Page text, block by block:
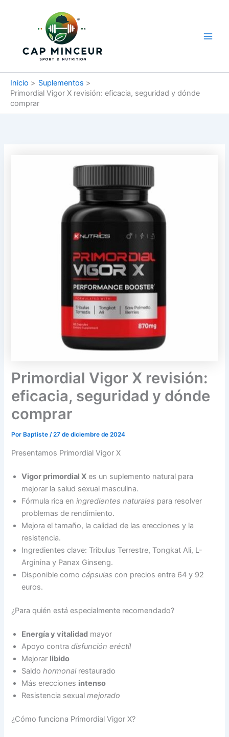
Inicio
Suplementos
Primordial Vigor X revisión: eficacia, seguridad y dónde
comprar
Primordial Vigor X revisión:
eficacia, seguridad y dónde
comprar
Por Baptiste/27 de diciembre de 2024
Presentamos Primordial Vigor X
Vigor primordial X es un suplemento natural para
mejorar la salud sexual masculina.
Fórmula rica eningredientes naturales para resolver
problemas de rendimiento.
Mejora el tamaño, la calidad de las erecciones y la
resistencia.
Ingredientes clave: Tribulus Terrestre, Tongkat Ali, L-
Arginina y Panax Ginseng.
Disponible comocápsulas con precios entre 64 y 92
euros.
¿Para quién está especialmente recomendado?
Energía y vitalidad mayor
Apoyo contradisfunción eréctil
Mejorar libido
Saldohormonalrestaurado
Más erecciones intenso
Resistencia sexualmejorado
¿Cómo funciona Primordial Vigor X?